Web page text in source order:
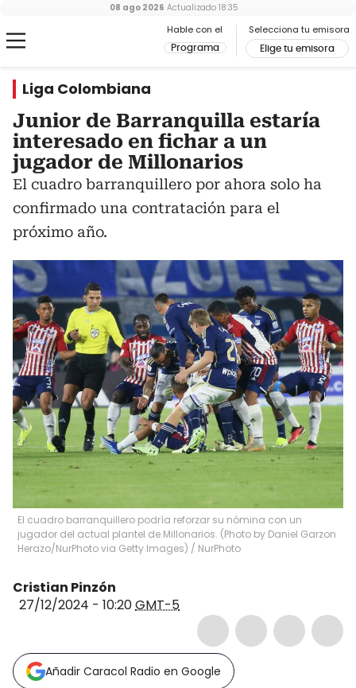
Hable con el
Programa
Selecciona tu emisora
Elige tu emisora
08 ago 2026 Actualizado 18:35
Liga Colombiana
Junior de Barranquilla estaría
interesado en fichar a un
jugador de Millonarios
El cuadro barranquillero por ahora solo ha
confirmado una contratación para el
próximo año.
El cuadro barranquillero podría reforzar su nómina con un
jugador del actual plantel de Millonarios. (Photo by Daniel Garzon
Herazo/NurPhoto via Getty Images) / NurPhoto
Cristian Pinzón
27/12/2024 - 10:20GMT-5
Añadir Caracol Radio en Google